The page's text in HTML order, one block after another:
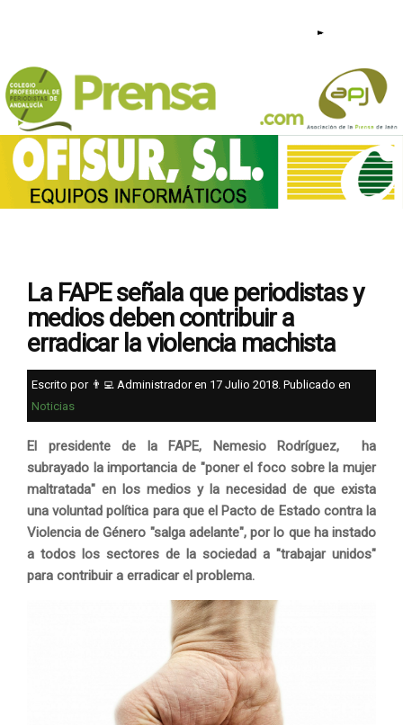
La FAPE señala que periodistas y
medios deben contribuir a
erradicar la violencia machista
Escrito por 👨‍💻 Administrador en 17 Julio 2018. Publicado en
Noticias
El presidente de la FAPE, Nemesio Rodríguez, ha
subrayado la importancia de "poner el foco sobre la mujer
maltratada" en los medios y la necesidad de que exista
una voluntad política para que el Pacto de Estado contra la
Violencia de Género "salga adelante", por lo que ha instado
a todos los sectores de la sociedad a "trabajar unidos"
para contribuir a erradicar el problema.